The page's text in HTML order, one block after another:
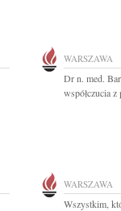
WARSZAWA
Dr n. med.
współczucia
WARSZAWA
Wszystkim,